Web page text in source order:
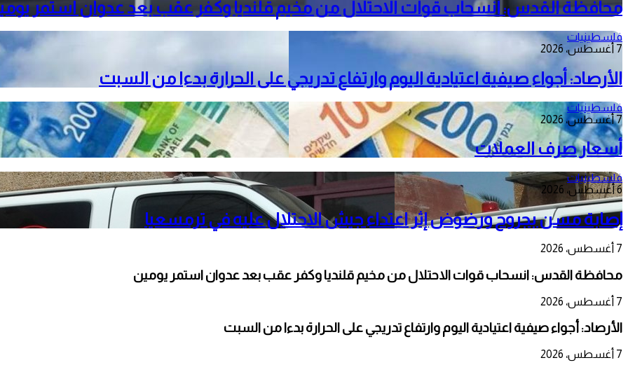
محافظة القدس: انسحاب قوات الاحتلال من مخيم قلنديا وكفر عقب بعد عدوان استمر
فلسطينيات
7 أغسطس، 2026
الأرصاد: أجواء صيفية اعتيادية اليوم وارتفاع تدريجي على الحرارة بدءا من السبت
فلسطينيات
7 أغسطس، 2026
أسعار صرف العملات
فلسطينيات
6 أغسطس، 2026
إصابة مسن بجروح ورضوض إثر اعتداء جيش الاحتلال عليه في ترمسعيا
7 أغسطس، 2026
محافظة القدس: انسحاب قوات الاحتلال من مخيم قلنديا وكفر عقب بعد عدوان استمر يومين
7 أغسطس، 2026
الأرصاد: أجواء صيفية اعتيادية اليوم وارتفاع تدريجي على الحرارة بدءا من السبت
7 أغسطس، 2026